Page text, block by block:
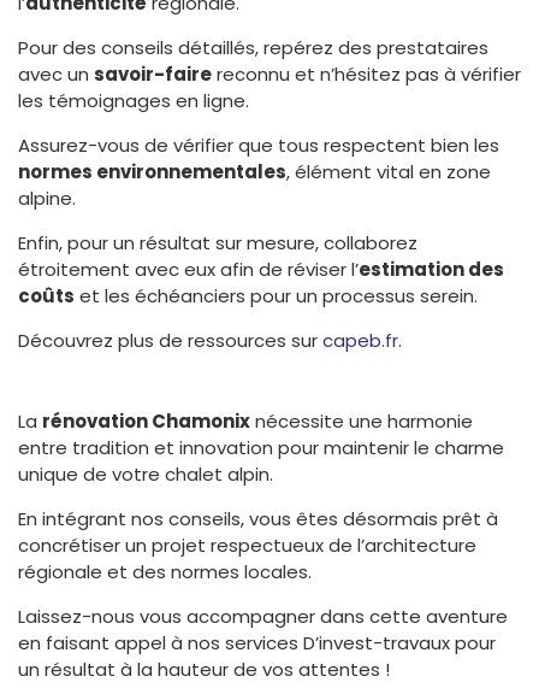
Pour des conseils détaillés, repérez des prestataires
avec un savoir-fairereconnu et n’hésitez pas à vérifier
les témoignages en ligne.
Assurez-vous de vérifier que tous respectent bien les
normes environnementales, élément vital en zone
alpine.
Enfin, pour un résultat sur mesure, collaborez
étroitement avec eux afin de réviser l’estimation des
coûts et les échéanciers pour un processus serein.
Découvrez plus de ressources surcapeb.fr.
La rénovation Chamonixnécessite une harmonie
entre tradition et innovation pour maintenir le charme
unique de votre chalet alpin.
En intégrant nos conseils, vous êtes désormais prêt à
concrétiser un projet respectueux de l’architecture
régionale et des normes locales.
Laissez-nous vous accompagner dans cette aventure
en faisant appel à nos services D’invest-travaux pour
un résultat à la hauteur de vos attentes !